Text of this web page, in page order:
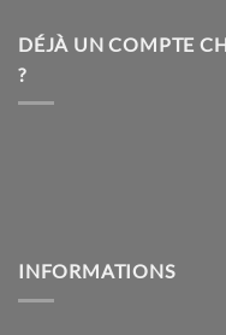
être
DÉJÀ UN COMPTE
?
INFORMATIONS